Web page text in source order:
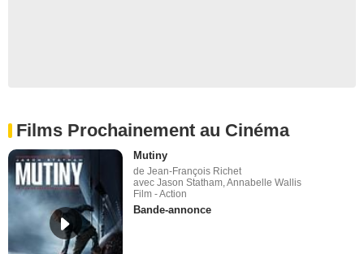
Films Prochainement au Cinéma
Mutiny
de Jean-François Richet
avec Jason Statham, Annabelle Wallis
Film - Action
Bande-annonce